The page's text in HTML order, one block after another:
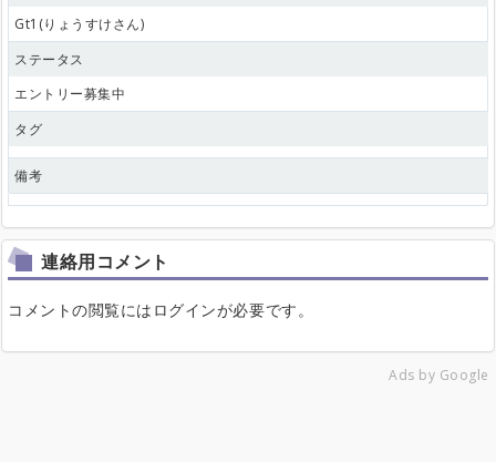
Gt1(りょうすけさん)
ステータス
エントリー募集中
タグ
備考
連絡用コメント
コメントの閲覧にはログインが必要です。
Ads by Google